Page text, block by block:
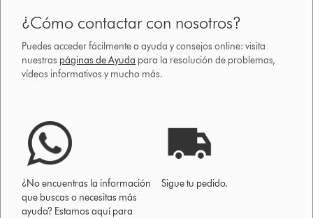
¿Cómo contactar con nosotros?
Puedes acceder fácilmente a ayuda y consejos online: visita
nuestras páginas de Ayuda para la resolución de problemas,
vídeos informativos y mucho más.
¿No encuentras la información
que buscas o necesitas más
ayuda? Estamos aquí para
Sigue tu pedido.